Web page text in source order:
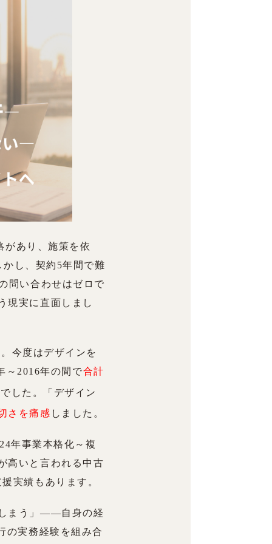
があり、施策を依
かし、契約5年間で難
問い合わせはゼロで
現実に直面しまし
今度はデザインを
～2016年の間で合計
した。「デザイン
さを痛感 しました。
年事業本格化～複
高いと言われる中古
実績もあります。
まう」——自身の経
の実務経験を組み合